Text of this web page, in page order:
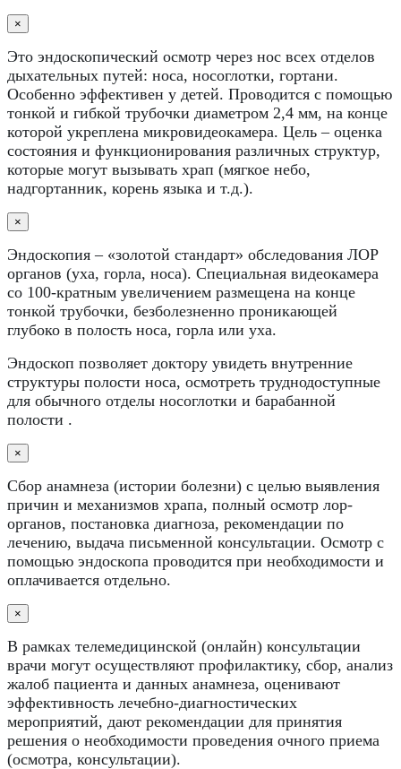
×
Это эндоскопический осмотр через нос всех отделов
дыхательных путей: носа, носоглотки, гортани.
Особенно эффективен у детей. Проводится с помощью
тонкой и гибкой трубочки диаметром 2,4 мм, на конце
которой укреплена микровидеокамера. Цель – оценка
состояния и функционирования различных структур,
которые могут вызывать храп (мягкое небо,
надгортанник, корень языка и т.д.).
×
Эндоскопия – «золотой стандарт» обследования ЛОР
органов (уха, горла, носа). Специальная видеокамера
со 100-кратным увеличением размещена на конце
тонкой трубочки, безболезненно проникающей
глубоко в полость носа, горла или уха.
Эндоскоп позволяет доктору увидеть внутренние
структуры полости носа, осмотреть труднодоступные
для обычного отделы носоглотки и барабанной
полости .
×
Сбор анамнеза (истории болезни) с целью выявления
причин и механизмов храпа, полный осмотр лор-
органов, постановка диагноза, рекомендации по
лечению, выдача письменной консультации. Осмотр с
помощью эндоскопа проводится при необходимости и
оплачивается отдельно.
×
В рамках телемедицинской (онлайн) консультации
врачи могут осуществляют профилактику, сбор, анализ
жалоб пациента и данных анамнеза, оценивают
эффективность лечебно-диагностических
мероприятий, дают рекомендации для принятия
решения о необходимости проведения очного приема
(осмотра, консультации).